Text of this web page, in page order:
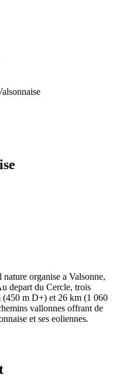
organise a Valsonne,
depart du Cercle, trois
m D+) et 26 km (1 060
vallonnes offrant de
et ses eoliennes.